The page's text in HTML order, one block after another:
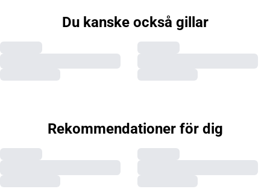
Du kanske också gillar
Rekommendationer för dig